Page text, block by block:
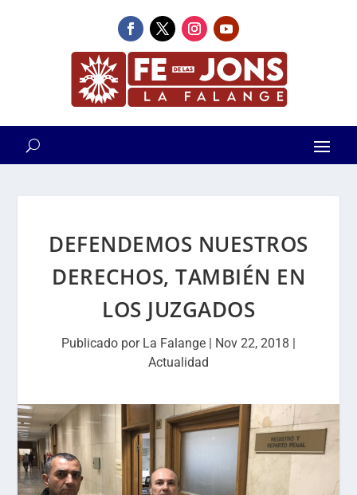
DEFENDEMOS NUESTROS
DERECHOS, TAMBIÉN EN
LOS JUZGADOS
Publicado por La Falange | Nov 22, 2018 |
Actualidad